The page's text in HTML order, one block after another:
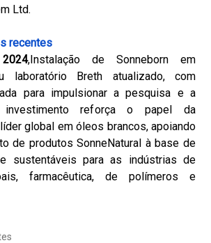
Ltd.
recentes
,Instalação de Sonneborn em
laboratório Breth atualizado, com
para impulsionar a pesquisa e a
investimento reforça o papel da
global em óleos brancos, apoiando
de produtos SonneNatural à base de
sustentáveis ​​para as indústrias de
farmacêutica, de polímeros e